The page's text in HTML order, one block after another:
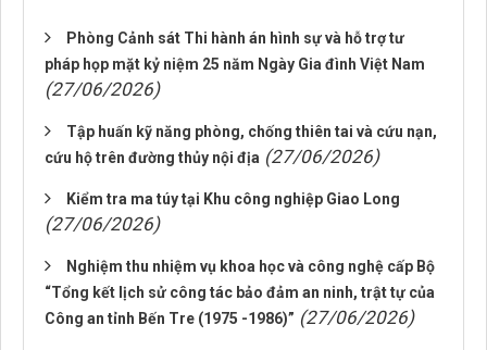
Phòng Cảnh sát Thi hành án hình sự và hỗ trợ tư
pháp họp mặt kỷ niệm 25 năm Ngày Gia đình Việt Nam
(27/06/2026)
Tập huấn kỹ năng phòng, chống thiên tai và cứu nạn,
cứu hộ trên đường thủy nội địa (27/06/2026)
Kiểm tra ma túy tại Khu công nghiệp Giao Long
(27/06/2026)
Nghiệm thu nhiệm vụ khoa học và công nghệ cấp Bộ
“Tổng kết lịch sử công tác bảo đảm an ninh, trật tự của
Công an tỉnh Bến Tre (1975 -1986)” (27/06/2026)